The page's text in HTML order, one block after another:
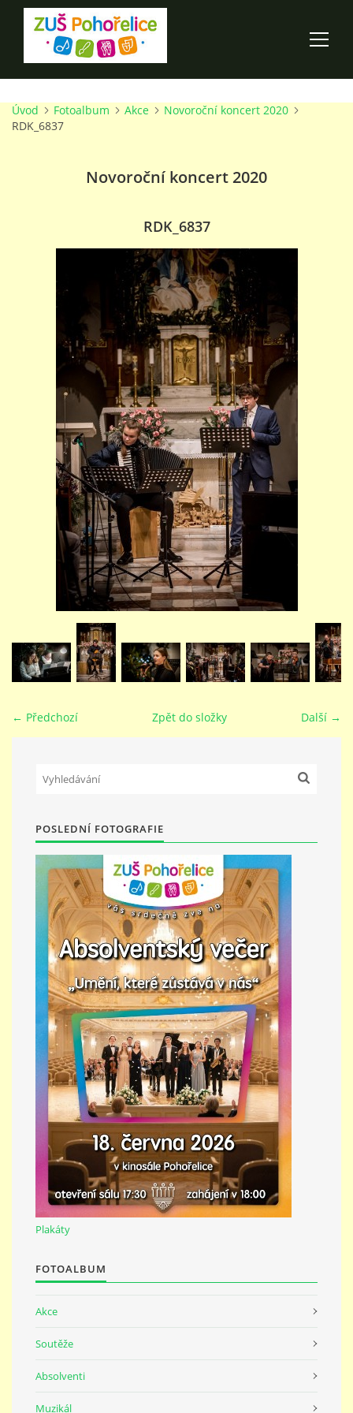
ÚVOD
PRO RODIČE
TALENTOVÉ ZKOUŠKY
STUDIJNÍ OBORY
GALERIE
VIDEA - FILMOVÁ TVORBA
PEDAGOGICKÝ SBOR
DOKUMENTY / KE STAŽENÍ
KURZY
PŘÍMĚSTSKÝ TÁBOR
MISS VÝTVARNÝ MODEL
ZAMĚSTNÁNÍ
DOTACE
GDPR
ZUŠ Pohořelice
Školní 462
Pohořelice
691 23
© 2026 eStránky.cz |Tisk|Nahoru ↑
Úvod Fotoalbum Akce
Novoroční koncert 2020
RDK_6837
Novoroční koncert 2020
RDK_6837
← Předchozí Další →
Zpět do složky
POSLEDNÍ FOTOGRAFIE
Plakáty
FOTOALBUM
Akce
Soutěže
Absolventi
Muzikál